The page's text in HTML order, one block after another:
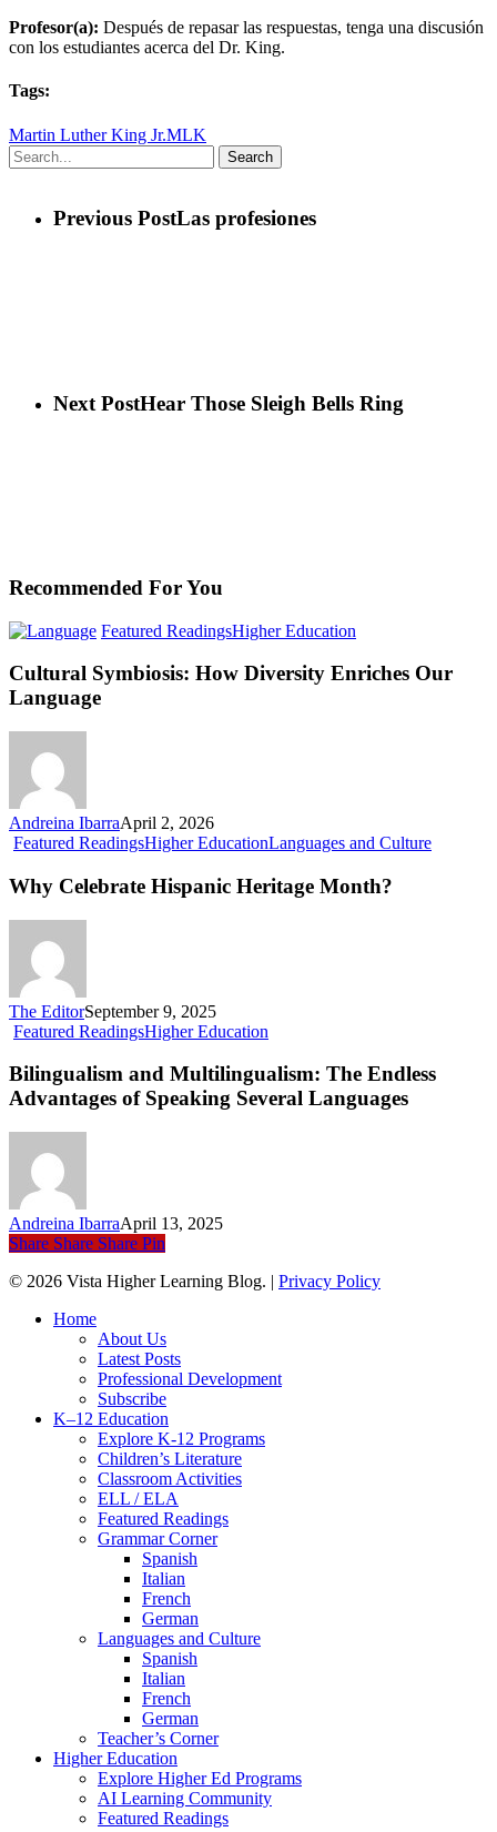
Profesor(a): Después de repasar las respuestas, tenga una discusión
con los estudiantes acerca del Dr. King.
Tags:
Martin Luther King Jr.MLK
Search
Previous PostLas profesiones
Next PostHear Those Sleigh Bells Ring
Recommended For You
Featured ReadingsHigher Education
How
Cultural Symbiosis: How Diversity Enriches Our
Language
Andreina IbarraApril 2, 2026
Featured ReadingsHigher EducationLanguages and CultureWhy
Why Celebrate Hispanic Heritage Month?
The EditorSeptember 9, 2025
Featured ReadingsHigher Education
Multilingualism:
Endless
Bilingualism and Multilingualism: The Endless
Advantages of Speaking Several Languages
Andreina IbarraApril 13, 2025
Share Share Share Pin
© 2026 Vista Higher Learning Blog. | Privacy Policy
Close
Home
About Us
Latest Posts
Professional Development
Subscribe
K–12 Education
Explore K-12 Programs
Children’s Literature
Classroom Activities
ELL / ELA
Featured Readings
Grammar Corner
Spanish
Italian
French
German
Languages and Culture
Spanish
Italian
French
German
Teacher’s Corner
Higher Education
Explore Higher Ed Programs
AI Learning Community
Featured Readings